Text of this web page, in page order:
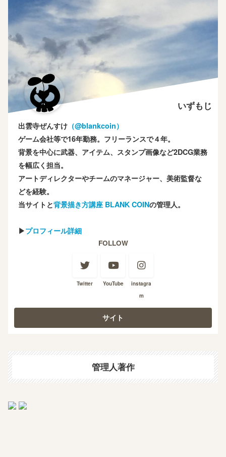
いずもじ
出雲寺ぜんすけ （‎@blankcoin）
ゲーム会社等で16年勤務。フリーランスで４年。
背景を中心に武器、アイテム、スタンプ画像など2DCG業務
を幅広く担当。
アートディレクターやチームのマネージャー、美術監督な
どを経験。
当サイトと背景描き方講座 BLANK COINの管理人。
▶プロフィール詳細
FOLLOW
Twitter YouTube
instagra
m
管理人著作